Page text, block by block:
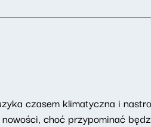
czasem klimatyczna i
choć przypominać